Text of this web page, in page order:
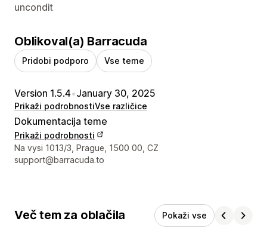
uncondit
Oblikoval(a) Barracuda
Pridobi podporo Vse teme
Version 1.5.4•January 30, 2025
Prikaži podrobnostiVse različice
Dokumentacija teme
Prikaži podrobnosti
Podatki za stik z oblikovalcem
Na vysi 1013/3, Prague, 1500 00, CZ
support@barracuda.to
Več tem za oblačila Pokaži vse